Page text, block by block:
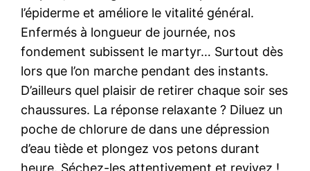
l’épiderme et améliore le vitalité général.
Enfermés à longueur de journée, nos
fondement subissent le martyr… Surtout dès
lors que l’on marche pendant des instants.
D’ailleurs quel plaisir de retirer chaque soir ses
chaussures. La réponse relaxante ? Diluez un
poche de chlorure de dans une dépression
d’eau tiède et plongez vos petons durant
heure. Séchez-les attentivement et revivez !